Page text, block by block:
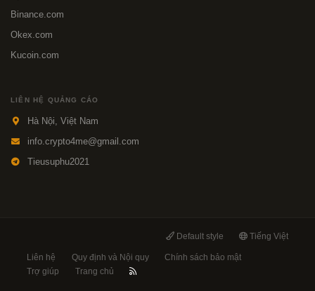
Binance.com
Okex.com
Kucoin.com
LIÊN HỆ QUẢNG CÁO
Hà Nội, Việt Nam
info.crypto4me@gmail.com
Tieusuphu2021
Default style Tiếng Việt
Liên hệ Quy định và Nội quy
Chính sách bảo mật
Trợ giúp
Trang chủ